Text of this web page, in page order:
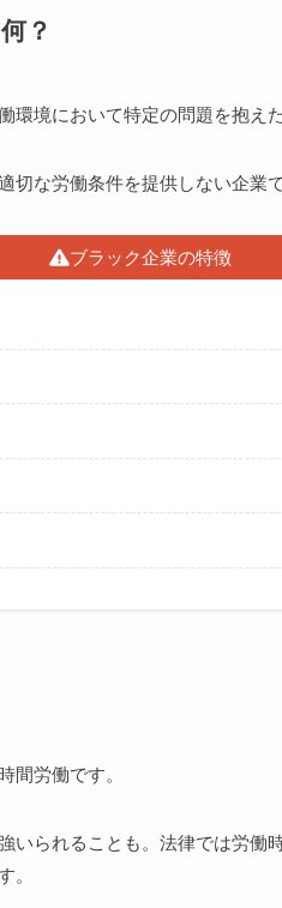
？
環境において特定の問題を抱え
切な労働条件を提供しない企業
ブラック企業の特徴
間労働です。
いられることも。法律では労働
。